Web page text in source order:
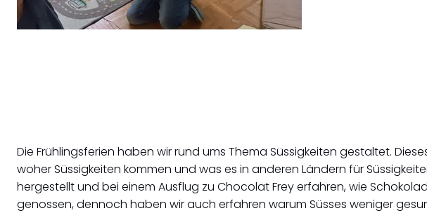
Die Frühlingsferien haben wir rund ums Thema Süssigkeiten gestaltet.
woher Süssigkeiten kommen und was es in anderen Ländern für
hergestellt und bei einem Ausflug zu Chocolat Frey erfahren, wie
genossen, dennoch haben wir auch erfahren warum Süsses weniger